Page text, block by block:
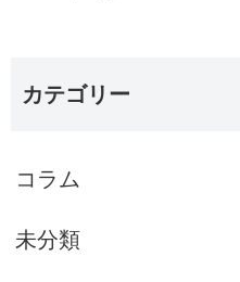
カテゴリー
コラム
未分類